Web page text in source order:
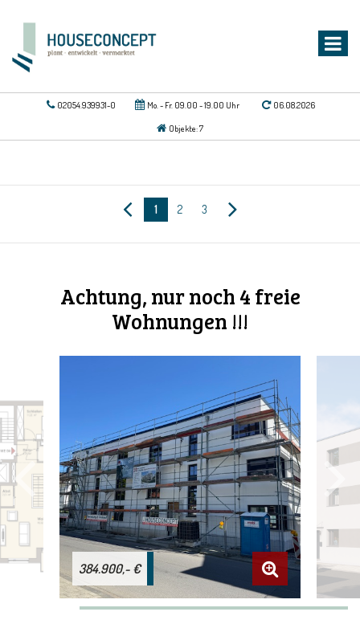
02054.939931-0 Mo. - Fr. 09.00 - 19.00 Uhr 06.08.2026
Objekte: 7
1 2 3
Achtung, nur noch 4 freie
Wohnungen !!!
384.900,- €